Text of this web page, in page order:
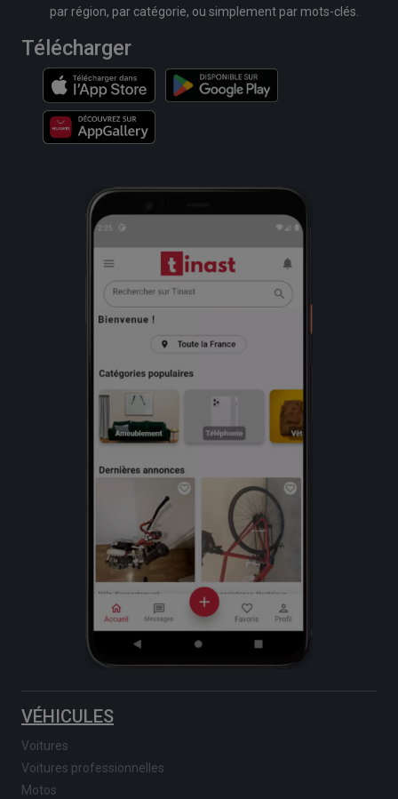
par région, par catégorie, ou simplement par mots-clés.
Télécharger
VÉHICULES
Voitures
Voitures professionnelles
Motos